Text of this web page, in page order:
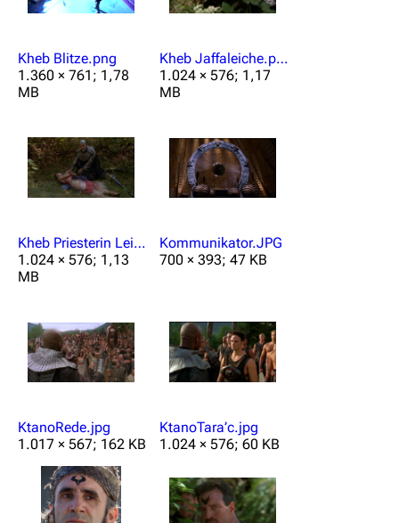
Kheb Blitze.png
1.360 × 761; 1,78
MB
Kheb Jaffaleiche.png
1.024 × 576; 1,17
MB
Kheb Priesterin Leiche.png
1.024 × 576; 1,13
MB
Kommunikator.JPG
700 × 393; 47 KB
KtanoRede.jpg
1.017 × 567; 162 KB
KtanoTara’c.jpg
1.024 × 576; 60 KB